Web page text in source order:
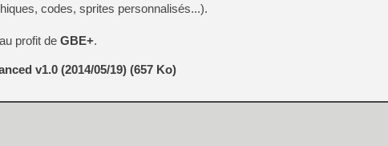
[LS] [PS5] ps5-y2jb-
[GK] Pourquoi Marvel
[GK] Test : Restory : Chill
[GK] GTA 6 : Rockstar
[GK] Hot Wheels Infinite
[GK] Mémoire cash -
[GK] Résultats Nintendo :
[GK] Déjà des
codes, sprites personnalisés...).
profit de GBE+.
v1.0 (2014/05/19) (657 Ko)